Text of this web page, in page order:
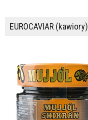
EUROCAVIAR (kawiory)